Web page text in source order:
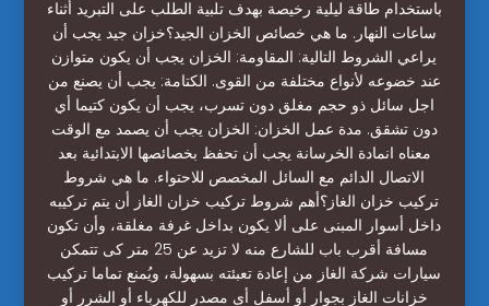
باستخدام طاقة ليلية رخيصة بهدف تلبية الطلب على التبريد أثناء
ساعات النهار. ما هي خصائص الخزان الجيد؟خزان جيد يجب أن
يراعي الشروط التالية: المقاومة: الخزان يجب أن يكون متوازن
عند خضوعه لأنواع مختلفة من القوى. الكتامة: يجب أن يصنع من
اجل سائل ذو حجم مغلق دون تسرب، يجب أن يكون كتيما أي
دون تشقق. مدة عمل الخزان: الخزان يجب أن يصمد مع الوقت
معناه انمادة الخرسانة يجب أن تحفظ بخصائصها الابتدائية بعد
الاتصال الدائم مع السائل المخصص للاحتواء. ما هي شروط
تركيب خزان الغاز؟أهم شروط تركيب خزان الغاز أن يتم تركيبه
داخل أسوار المبنى على ألا يكون بداخل غرفة مغلقة، وأن تكون
مسافة أقرب باب للشارع منه لا تزيد عن 25 متر كى تتمكن
سيارات شركة الغاز من إعادة تعبئته بسهولة، ويُمنع تماما تركيب
خزانات الغاز بجوار أو أسفل أى مصدر للكهرباء أو الشرر أو